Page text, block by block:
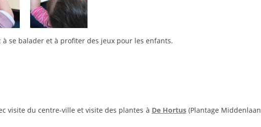
à se balader et à profiter des jeux pour les enfants.
visite du centre-ville et visite des plantes à De Hortus(Plantage Middenlaan